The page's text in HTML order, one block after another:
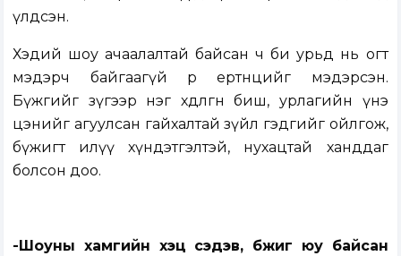
үлдсэн.
Хэдий шоу ачаалалтай байсан ч би урьд нь огт
мэдэрч байгаагүй өөр ертөнцийг мэдэрсэн.
Бүжгийг зүгээр нэг хөдөлгөөн биш, урлагийн үнэ
цэнийг агуулсан гайхалтай зүйл гэдгийг ойлгож,
бүжигт илүү хүндэтгэлтэй, нухацтай ханддаг
болсон доо.
-Шоуны хамгийн хэцүү сэдэв, бүжиг юу байсан